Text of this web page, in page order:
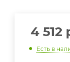
4 512
Есть в